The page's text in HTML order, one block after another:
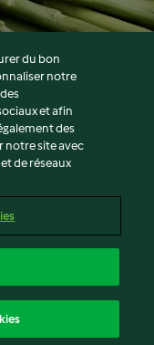
du bon
notre
et afin
des
notre site avec
de réseaux